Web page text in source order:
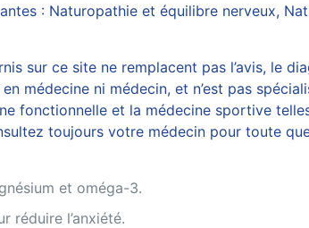
: Naturopathie et équilibre nerveux,
sur ce site ne remplacent pas l’avis, le
médecine ni médecin, et n’est pas
fonctionnelle et la médecine sportive
toujours votre médecin pour toute
et oméga-3.
réduire l’anxiété.